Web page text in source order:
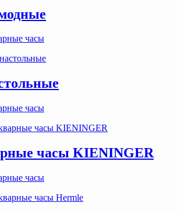
часы
часы
часы KIENINGER
часы